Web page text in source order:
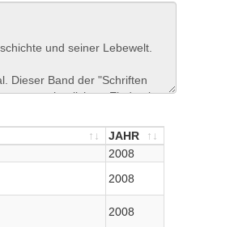
JAHR
JAHR
2008
2008
2008